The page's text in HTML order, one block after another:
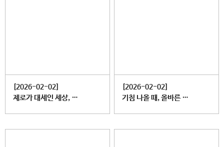
[2026-02-02]
제로가 대세인 세상, 이제는 에이즈도 제로!
[2026-02-02]
기침 나올 때, 올바른 행동은?